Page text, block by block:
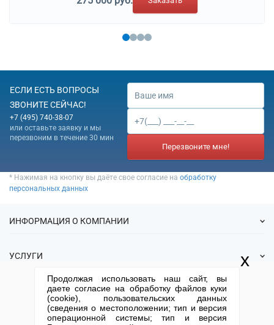
ЕСЛИ ЕСТЬ ВОПРОСЫ
ЗВОНИТЕ СЕЙЧАС!
+7 (495) 740-38-07
или оставьте заявку и мы
перезвоним в течение 30 мин
Перезвоните мне!
* Нажимая на кнопку вы даёте свое согласие на обработку
персональных данных
ИНФОРМАЦИЯ О КОМПАНИИ
О нас
Спецпредложения
УСЛУГИ
Готовые фирмы
Продажа фирм
Регистрация
КОНТАКТНАЯ ИНФОРМАЦИЯ
+7 (495) 740-38-07
(По Москве)
mail@1-urist.ru
Спросить у юриста
Продолжая использовать наш сайт, вы
даете согласие на обработку файлов куки
(cookie), пользовательских данных
(сведения о местоположении; тип и версия
операционной системы; тип и версия
x